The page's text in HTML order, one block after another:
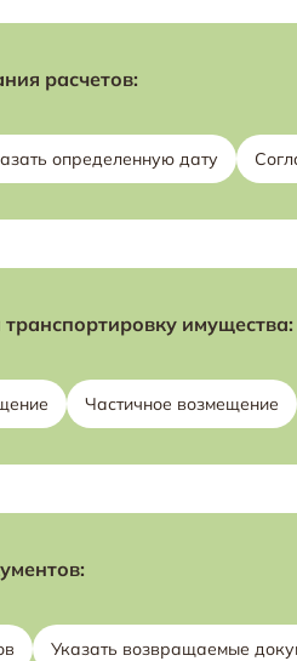
расчетов:
определенную дату
имущества:
Частичное возмещение
Указать возвращаемые